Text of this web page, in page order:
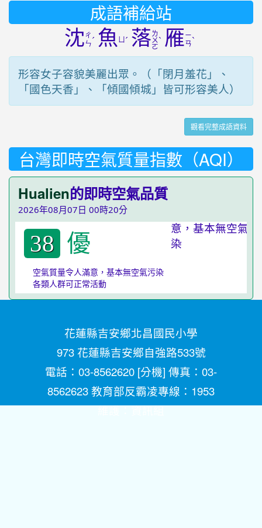
成語補給站
沈ㄔ
ㄣˊ 魚 ㄩ ˊ 落ㄌ
ㄨ
ㄛ
ˋ 雁ㄧ
ㄢˋ
形容女子容貌美麗出眾。（「閉月羞花」、
「國色天香」、「傾國傾城」皆可形容美人）
觀看完整成語資料
台灣即時空氣質量指數（AQI）
Hualien的即時空氣品質
2026年08月07日 00時20分
38 優
空氣質量令人滿意，基本無空氣污染
各類人群可正常活動
花蓮縣吉安鄉北昌國民小學
973 花蓮縣吉安鄉自強路533號
電話：03-8562620 [分機] 傳真：03-
8562623 教育部反霸凌專線：1953
維護：資訊組